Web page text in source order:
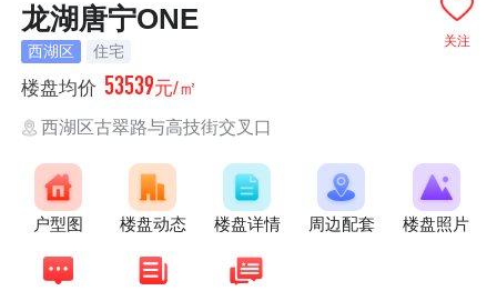
关注
龙湖唐宁ONE
西湖区 住宅
楼盘均价 53539元/㎡
西湖区古翠路与高技街交叉口
户型图 楼盘动态 楼盘详情 周边配套 楼盘照片